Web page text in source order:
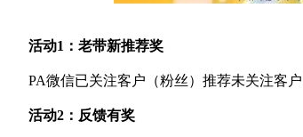
活动1：老带新推荐奖
PA微信已关注客户（粉丝）推荐未关注客
活动2：反馈有奖